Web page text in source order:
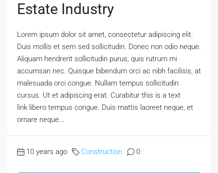
Estate Industry
Lorem ipsum dolor sit amet, consectetur adipiscing elit.
Duis mollis et sem sed sollicitudin. Donec non odio neque.
Aliquam hendrerit sollicitudin purus, quis rutrum mi
accumsan nec. Quisque bibendum orci ac nibh facilisis, at
malesuada orci congue. Nullam tempus sollicitudin
cursus. Ut et adipiscing erat. Curabitur this is a text
link libero tempus congue. Duis mattis laoreet neque, et
ornare neque...
10 years ago Construction 0